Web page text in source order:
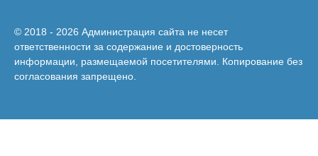
© 2018 - 2026 Администрация сайта не несет
ответственности за содержание и достоверность
информации, размещаемой посетителями. Копирование без
согласования запрещено.